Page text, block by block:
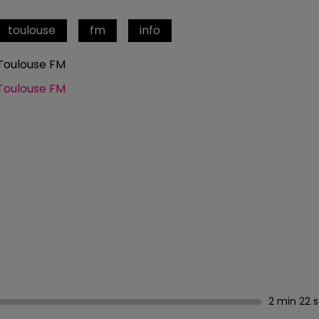
toulouse fm info
FM
FM
2 min 22